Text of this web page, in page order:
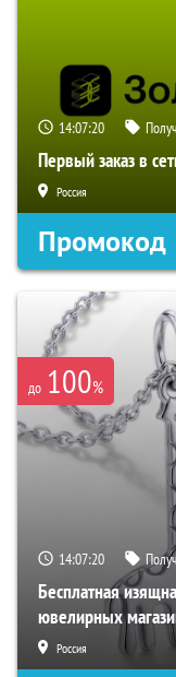
14:07:19
Первый заказ в
Россия
Промокод
до 100%
14:07:19
Бесплатная
ювелирных
Россия